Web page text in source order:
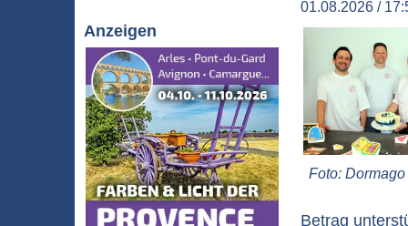
Anzeigen
01.08.2026 /
Foto:
Betrag